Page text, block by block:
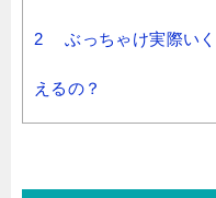
2 ぶっちゃけ実際い
えるの？